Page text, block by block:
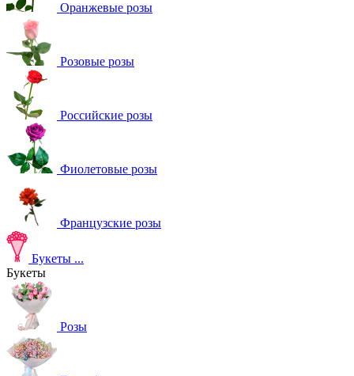
Оранжевые розы
Розовые розы
Российские розы
Фиолетовые розы
Французские розы
Букеты ...
Букеты
Розы